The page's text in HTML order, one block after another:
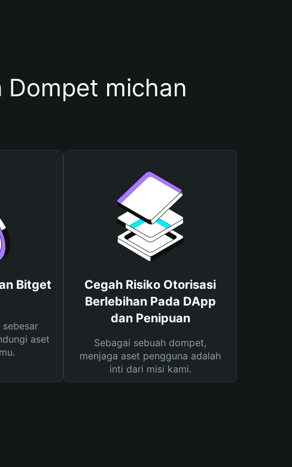
Dompet michan
Bitget
sebesar
aset
Cegah Risiko Otorisasi
Berlebihan Pada DApp
dan Penipuan
Sebagai sebuah dompet,
menjaga aset pengguna adalah
inti dari misi kami.